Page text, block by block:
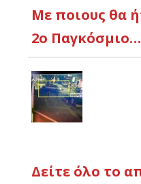
Με ποιους θα
2ο Παγκόσμιο…
Δείτε όλο το